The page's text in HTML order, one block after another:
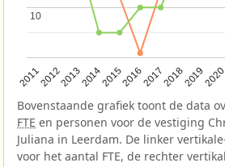
201120122013201420152016201720182019
10
10
Bovenstaande grafiek toont de data
FTE en personen voor de vestiging
Juliana in Leerdam. De linker
voor het aantal FTE, de rechter